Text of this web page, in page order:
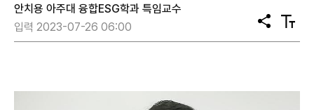
안치용 아주대 융합ESG학과 특임교수
입력 2023-07-26 06:00
공
유
텍
스